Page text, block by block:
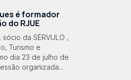
é formador
do RJUE
da SÉRVULO ,
Turismo e
dia 23 de julho de
organizada...